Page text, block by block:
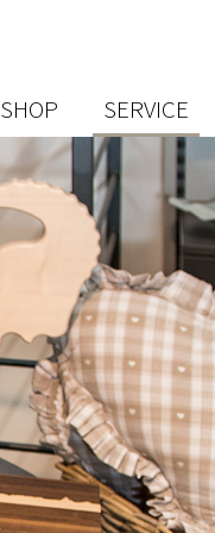
SERVICE